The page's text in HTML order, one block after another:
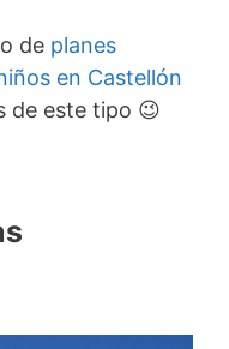
de planes
en Castellón
de este tipo 😉